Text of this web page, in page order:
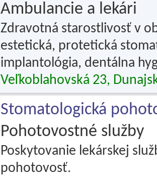
Ambulancie a lekári
Zdravotná starostlivosť v
estetická, protetická
implantológia, dentálna
Veľkoblahovská 23,
Stomatologická
Pohotovostné služby
Poskytovanie lekárskej
pohotovosť.